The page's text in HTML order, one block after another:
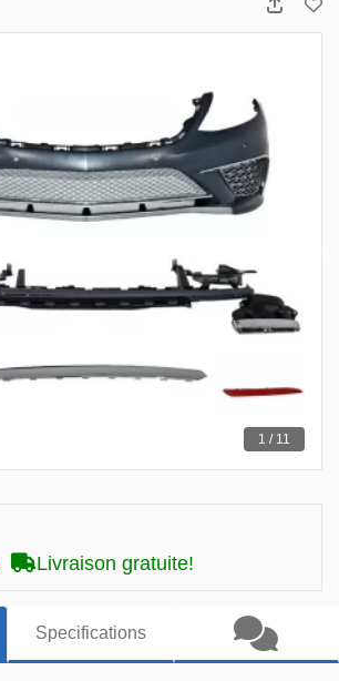
1 / 11
Livraison gratuite!
Specifications